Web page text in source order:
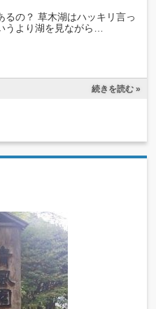
るの？ 草木湖はハッキリ言っ
うより湖を見ながら…
続きを読む »